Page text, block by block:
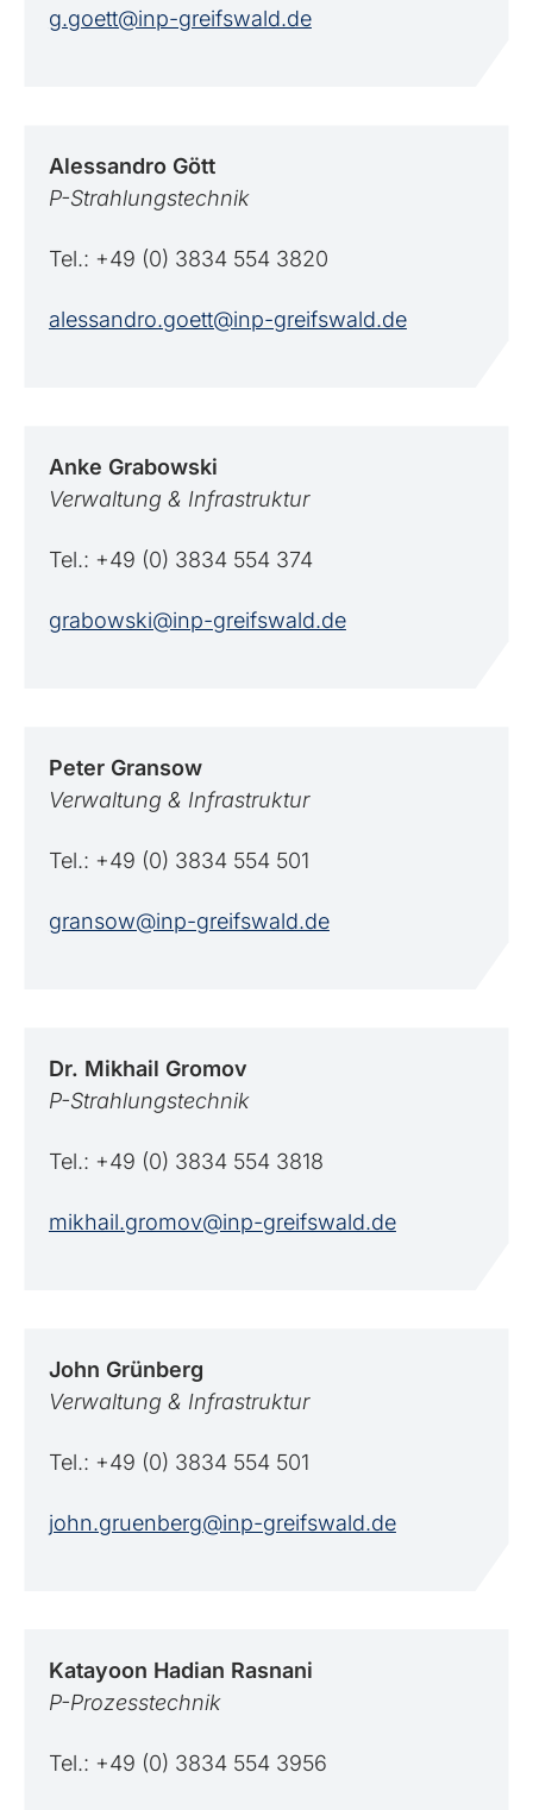
g.goett@inp-greifswald.de
Alessandro Gött
P-Strahlungstechnik
Tel.: +49 (0) 3834 554 3820
alessandro.goett@inp-greifswald.de
Anke Grabowski
Verwaltung & Infrastruktur
Tel.: +49 (0) 3834 554 374
grabowski@inp-greifswald.de
Peter Gransow
Verwaltung & Infrastruktur
Tel.: +49 (0) 3834 554 501
gransow@inp-greifswald.de
Dr. Mikhail Gromov
P-Strahlungstechnik
Tel.: +49 (0) 3834 554 3818
mikhail.gromov@inp-greifswald.de
John Grünberg
Verwaltung & Infrastruktur
Tel.: +49 (0) 3834 554 501
john.gruenberg@inp-greifswald.de
Katayoon Hadian Rasnani
P-Prozesstechnik
Tel.: +49 (0) 3834 554 3956